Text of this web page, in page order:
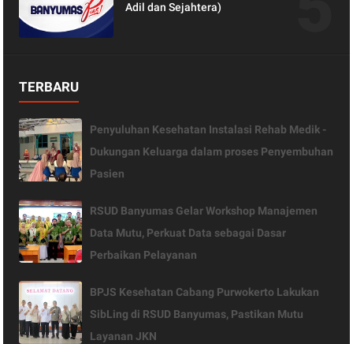
Adil dan Sejahtera)
TERBARU
Penyuluhan Kesehatan Instalasi Rehab Medik -
Dukungan Keluarga dalam proses Penyembuhan
Pasien
RSUD Banyumas Gelar Workshop Manajemen
Data Mutu, Perkuat Data sebagai Dasar
Perbaikan Pelayanan
BPJS Kesehatan Cabang Purwokerto Lakukan
SibLing di RSUD Banyumas, Pastikan Mutu
Layanan JKN